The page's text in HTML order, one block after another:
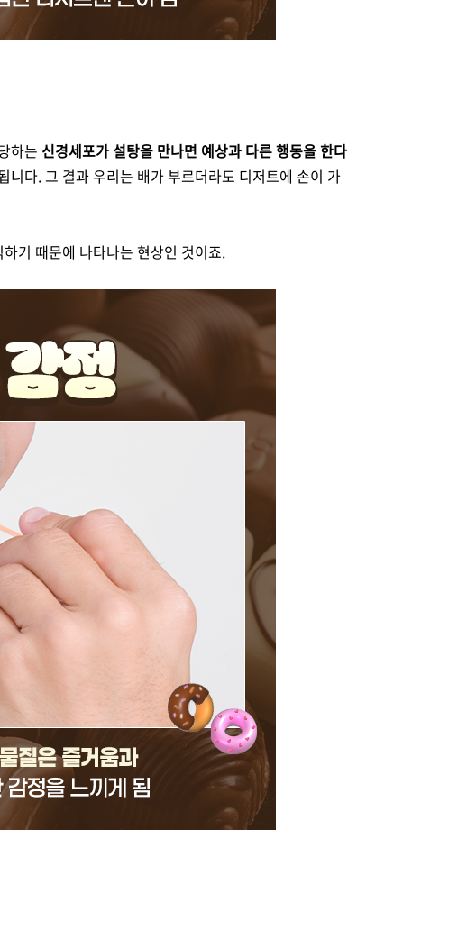
하는 신경세포가 설탕을 만나면 예상과 다른 행동을 한다
니다. 그 결과 우리는 배가 부르더라도 디저트에 손이 가
기 때문에 나타나는 현상인 것이죠.